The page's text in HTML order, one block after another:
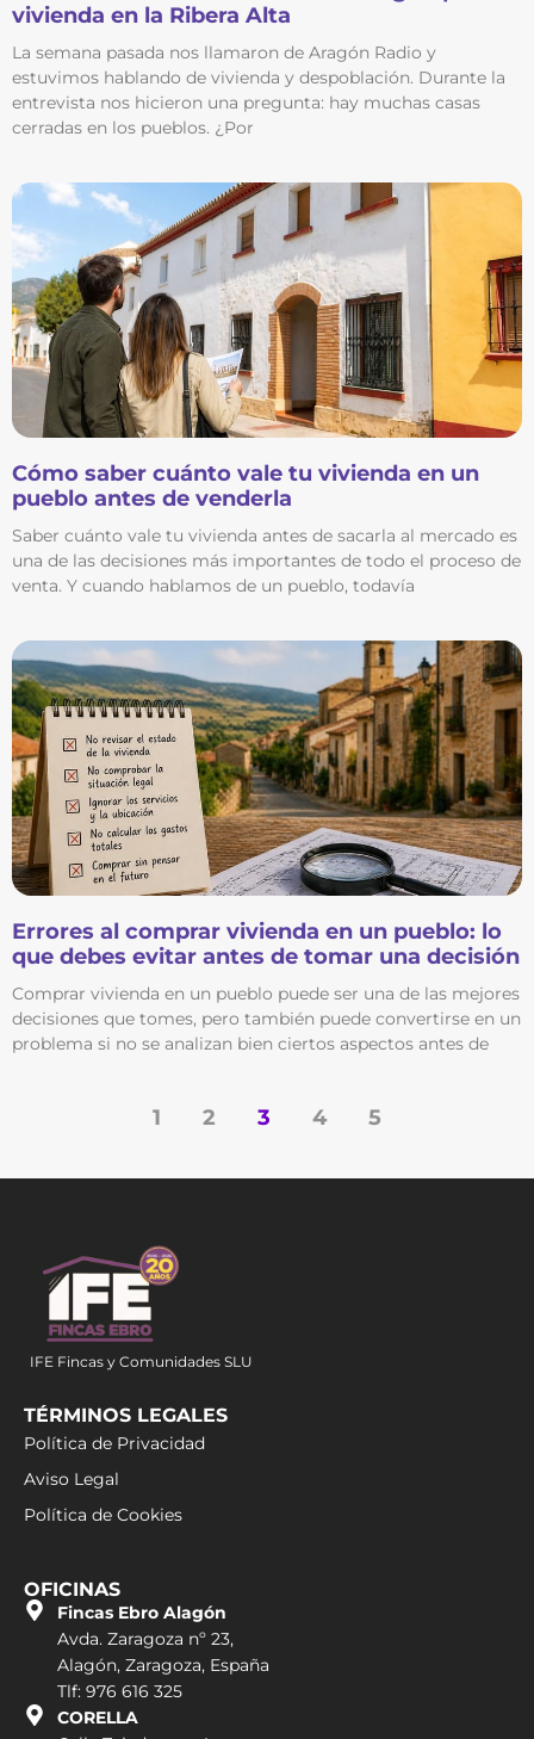
vivienda en la Ribera Alta
La semana pasada nos llamaron de Aragón Radio y
estuvimos hablando de vivienda y despoblación. Durante la
entrevista nos hicieron una pregunta: hay muchas casas
cerradas en los pueblos. ¿Por
Cómo saber cuánto vale tu vivienda en un
pueblo antes de venderla
Saber cuánto vale tu vivienda antes de sacarla al mercado es
una de las decisiones más importantes de todo el proceso de
venta. Y cuando hablamos de un pueblo, todavía
Errores al comprar vivienda en un pueblo: lo
que debes evitar antes de tomar una decisión
Comprar vivienda en un pueblo puede ser una de las mejores
decisiones que tomes, pero también puede convertirse en un
problema si no se analizan bien ciertos aspectos antes de
1 2 3 4 5
IFE Fincas y Comunidades SLU
TÉRMINOS LEGALES
Política de Privacidad
Aviso Legal
Política de Cookies
OFICINAS
Fincas Ebro Alagón
Avda. Zaragoza nº 23,
Alagón, Zaragoza, España
Tlf: 976 616 325
CORELLA